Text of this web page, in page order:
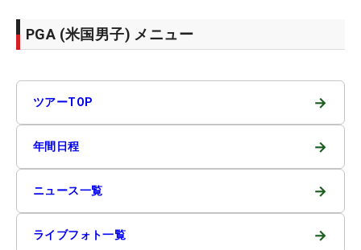
PGA (米国男子) メニュー
ツアーTOP →
年間日程 →
ニュース一覧 →
ライブフォト一覧 →